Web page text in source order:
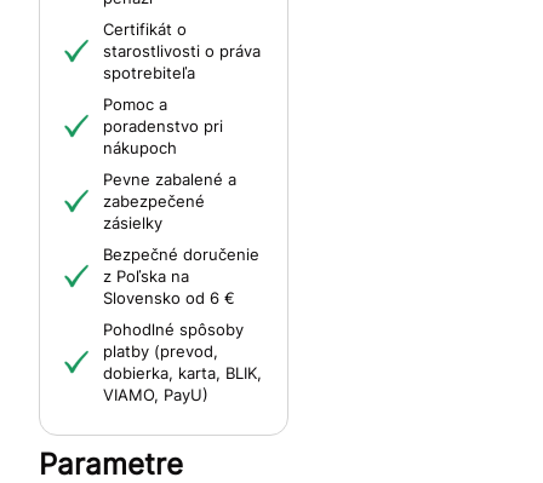
Certifikát o
starostlivosti o práva
spotrebiteľa
Pomoc a
poradenstvo pri
nákupoch
Pevne zabalené a
zabezpečené
zásielky
Bezpečné doručenie
z Poľska na
Slovensko od 6 €
Pohodlné spôsoby
platby (prevod,
dobierka, karta, BLIK,
VIAMO, PayU)
Parametre